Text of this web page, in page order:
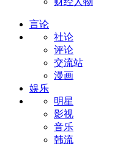
言论
社论
评论
交流站
漫画
娱乐
明星
影视
音乐
韩流